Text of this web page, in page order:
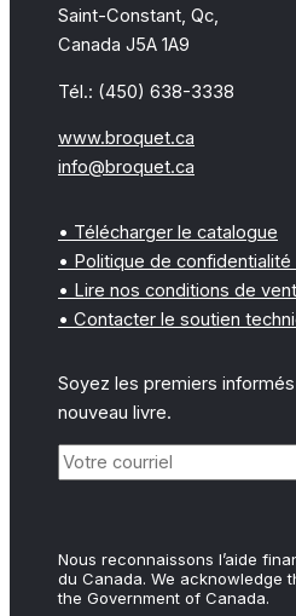
Saint-Constant, Qc,
Canada J5A 1A9
Tél.: (450) 638-3338
www.broquet.ca
info@broquet.ca
• Télécharger le catalogue
• Politique de
• Lire nos conditions de
• Contacter le soutien
Soyez les premiers
nouveau livre.
Nous reconnaissons l’aide
du Canada. We acknowledge
the Government of Canada.